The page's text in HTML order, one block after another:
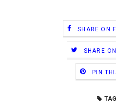
SHARE ON
SHARE
PIN